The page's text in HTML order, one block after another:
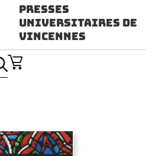
Presses
Universitaires de
Vincennes